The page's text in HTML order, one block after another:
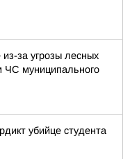
за угрозы лесных
ЧС муниципального
убийце студента